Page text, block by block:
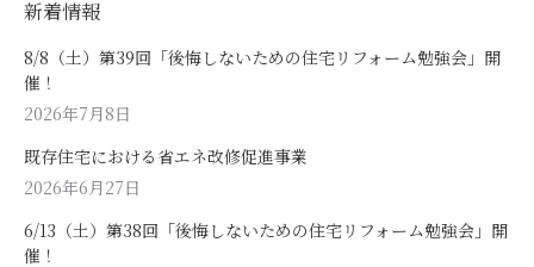
新着情報
8/8（土）第39回「後悔しないための住宅リフォーム勉強会」開
催！
2026年7月8日
既存住宅における省エネ改修促進事業
2026年6月27日
6/13（土）第38回「後悔しないための住宅リフォーム勉強会」開
催！